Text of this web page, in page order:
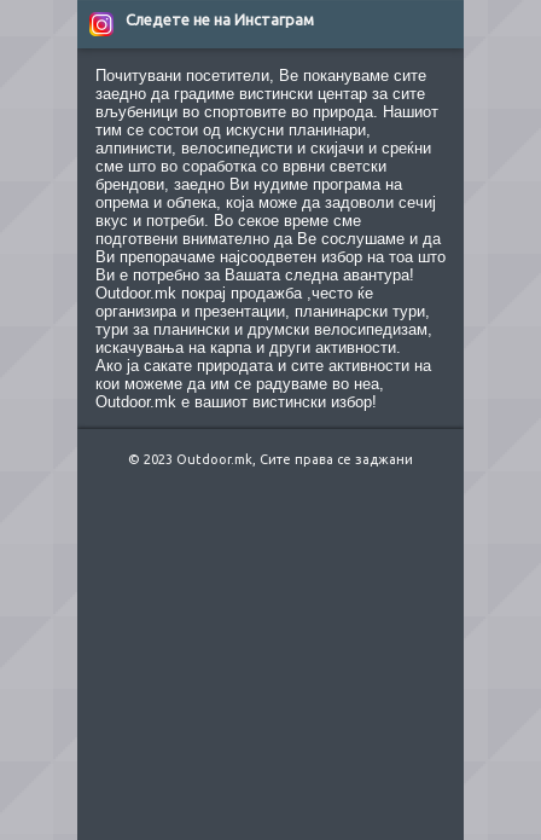
Следете не на Инстаграм
Почитувани посетители, Ве покануваме сите
заедно да градиме вистински центар за сите
вљубеници во спортовите во природа. Нашиот
тим се состои од искусни планинари,
алпинисти, велосипедисти и скијачи и среќни
сме што во соработка со врвни светски
брендови, заедно Ви нудиме програма на
опрема и облека, која може да задоволи сечиј
вкус и потреби. Во секое време сме
подготвени внимателно да Ве сослушаме и да
Ви препорачаме најсоодветен избор на тоа што
Ви е потребно за Вашата следна авантура!
Outdoor.mk покрај продажба ,често ќе
организира и презентации, планинарски тури,
тури за планински и друмски велосипедизам,
искачувања на карпа и други активности.
Ако ја сакате природата и сите активности на
кои можеме да им се радуваме во неа,
Outdoor.mk е вашиот вистински избор!
© 2023 Outdoor.mk, Сите права се заджани